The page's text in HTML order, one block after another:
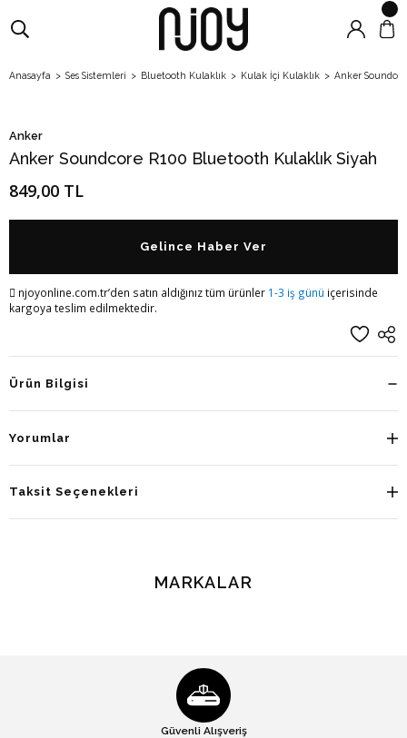
Anasayfa Ses Sistemleri Bluetooth Kulaklık Kulak İçi Kulaklık Anker
Anker
Anker Soundcore R100 Bluetooth Kulaklık Siyah
849,00 TL
Gelince Haber Ver
njoyonline.com.tr’den satın aldığınız tüm ürünler 1-3 iş günü içerisinde
kargoya teslim edilmektedir.
Ürün Bilgisi
Yorumlar
Taksit Seçenekleri
MARKALAR
Güvenli Alışveriş